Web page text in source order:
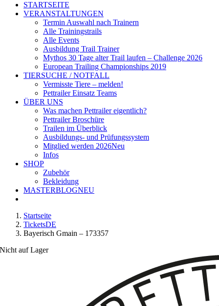
STARTSEITE
VERANSTALTUNGEN
Termin Auswahl nach Trainern
Alle Trainingstrails
Alle Events
Ausbildung Trail Trainer
Mythos 30 Tage alter Trail laufen – Challenge 2026
European Trailing Championships 2019
TIERSUCHE / NOTFALL
Vermisste Tiere – melden!
Pettrailer Einsatz Teams
ÜBER UNS
Was machen Pettrailer eigentlich?
Pettrailer Broschüre
Trailen im Überblick
Ausbildungs- und Prüfungssystem
Mitglied werden 2026Neu
Infos
SHOP
Zubehör
Bekleidung
MASTERBLOGNEU
Startseite
TicketsDE
Bayerisch Gmain – 173357
Nicht auf Lager